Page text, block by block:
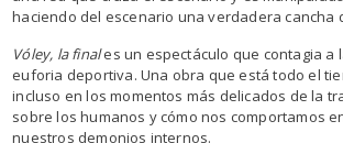
haciendo del escenario una verdadera cancha
Vóley, la finales un espectáculo que contagia a
euforia deportiva. Una obra que está todo el
incluso en los momentos más delicados de la
sobre los humanos y cómo nos comportamos
nuestros demonios internos.